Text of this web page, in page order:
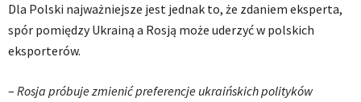
Dla Polski najważniejsze jest jednak to, że zdaniem eksperta,
spór pomiędzy Ukrainą a Rosją może uderzyć w polskich
eksporterów.
– Rosja próbuje zmienić preferencje ukraińskich polityków